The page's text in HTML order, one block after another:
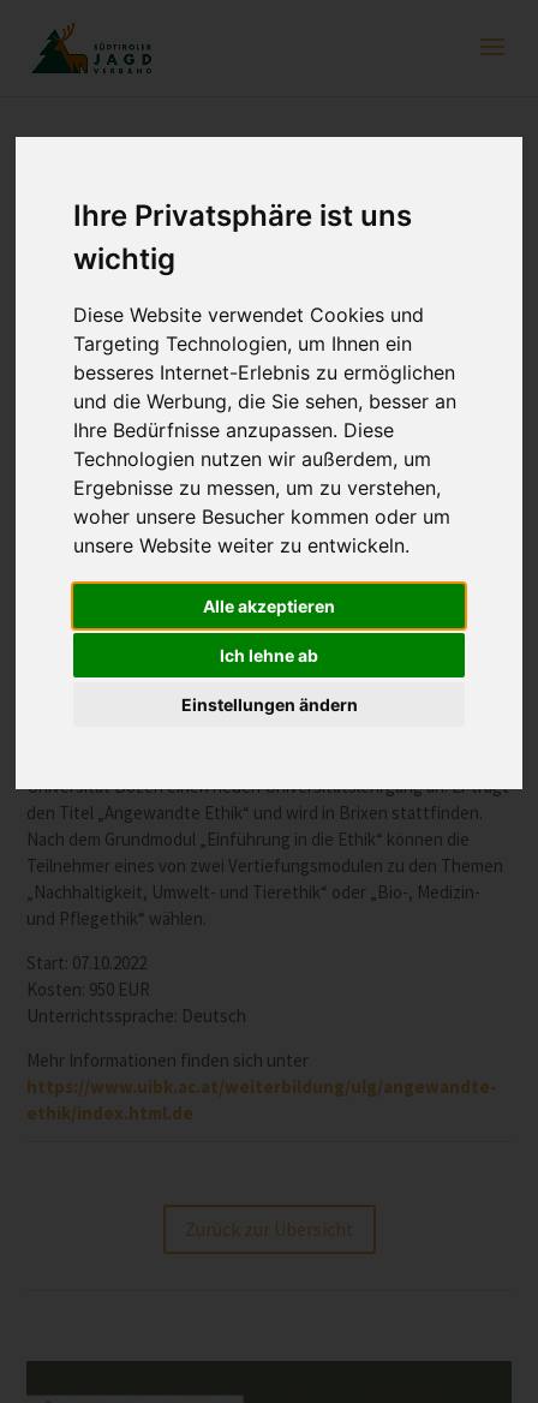
Ihre Privatsphäre ist uns
wichtig
Diese Website verwendet Cookies und
Targeting Technologien, um Ihnen ein
besseres Internet-Erlebnis zu ermöglichen
und die Werbung, die Sie sehen, besser an
Ihre Bedürfnisse anzupassen. Diese
Technologien nutzen wir außerdem, um
Ergebnisse zu messen, um zu verstehen,
woher unsere Besucher kommen oder um
unsere Website weiter zu entwickeln.
Alle akzeptieren
Ich lehne ab
Einstellungen ändern
Universitätslehrgang „Angewandte
Ethik“
Neuer Lehrgang der Philosophisch-Theologischen
Hochschule Brixen zum Thema Nachhaltigkeit, Umwelt-
Universität Bozen einen neuen Universitätslehrgang an. Er trägt
den Titel „Angewandte Ethik“ und wird in Brixen stattfinden.
Nach dem Grundmodul „Einführung in die Ethik“ können die
Teilnehmer eines von zwei Vertiefungsmodulen zu den Themen
„Nachhaltigkeit, Umwelt- und Tierethik“ oder „Bio-, Medizin-
und Pflegethik“ wählen.
Start: 07.10.2022
Kosten: 950 EUR
Unterrichtssprache: Deutsch
Mehr Informationen finden sich unter
https://www.uibk.ac.at/weiterbildung/ulg/angewandte-
ethik/index.html.de
Zurück zur Übersicht